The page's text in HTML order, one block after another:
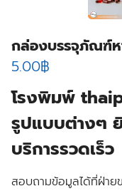
กล่องบรรจุภัณฑ์ห
5.00฿
โรงพิมพ์
รูปแบบต่างๆ
บริการรวดเร็ว
สอบถามข้อมูลได้ที่ฝ่าย